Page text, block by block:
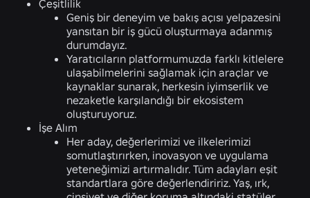
Çeşitlilik
Geniş bir deneyim ve bakış açısı yelpazesini
yansıtan bir iş gücü oluşturmaya adanmış
durumdayız.
Yaratıcıların platformumuzda farklı kitlelere
ulaşabilmelerini sağlamak için araçlar ve
kaynaklar sunarak, herkesin iyimserlik ve
nezaketle karşılandığı bir ekosistem
oluşturuyoruz.
İşe Alım
Her aday, değerlerimizi ve ilkelerimizi
somutlaştırırken, inovasyon ve uygulama
yeteneğimizi artırmalıdır. Tüm adayları eşit
standartlara göre değerlendiririz. Yaş, ırk,